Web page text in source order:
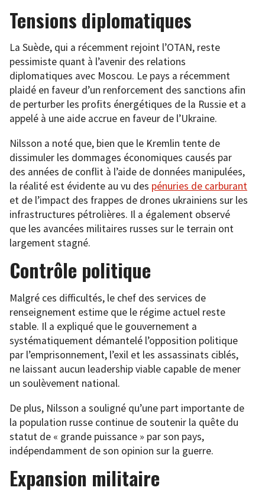
Tensions diplomatiques
La Suède, qui a récemment rejoint l’OTAN, reste
pessimiste quant à l’avenir des relations
diplomatiques avec Moscou. Le pays a récemment
plaidé en faveur d’un renforcement des sanctions afin
de perturber les profits énergétiques de la Russie et a
appelé à une aide accrue en faveur de l’Ukraine.
Nilsson a noté que, bien que le Kremlin tente de
dissimuler les dommages économiques causés par
des années de conflit à l’aide de données manipulées,
la réalité est évidente au vu des pénuries de carburant
et de l’impact des frappes de drones ukrainiens sur les
infrastructures pétrolières. Il a également observé
que les avancées militaires russes sur le terrain ont
largement stagné.
Contrôle politique
Malgré ces difficultés, le chef des services de
renseignement estime que le régime actuel reste
stable. Il a expliqué que le gouvernement a
systématiquement démantelé l’opposition politique
par l’emprisonnement, l’exil et les assassinats ciblés,
ne laissant aucun leadership viable capable de mener
un soulèvement national.
De plus, Nilsson a souligné qu’une part importante de
la population russe continue de soutenir la quête du
statut de « grande puissance » par son pays,
indépendamment de son opinion sur la guerre.
Expansion militaire